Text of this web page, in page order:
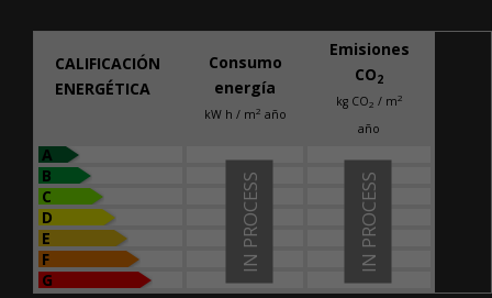
CALIFICACIÓN
ENERGÉTICA
Consumo
energía
kW h / m2 año
Emisiones
CO2
kg CO2 / m2
año
A
B
C
D
E
F
G
IN PROCESS
IN PROCESS